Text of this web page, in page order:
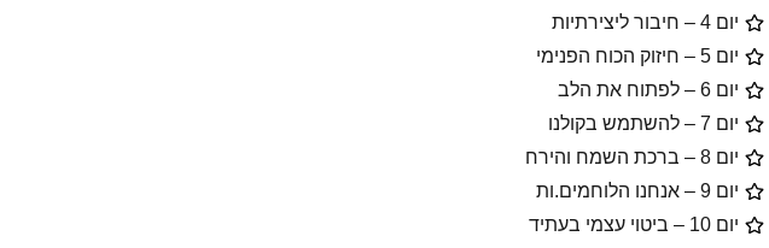
יום 4 – חיבור ליצירתיות
יום 5 – חיזוק הכוח הפנימי
יום 6 – לפתוח את הלב
יום 7 – להשתמש בקולנו
יום 8 – ברכת השמח והירח
יום 9 – אנחנו הלוחמים.ות
יום 10 – ביטוי עצמי בעתיד